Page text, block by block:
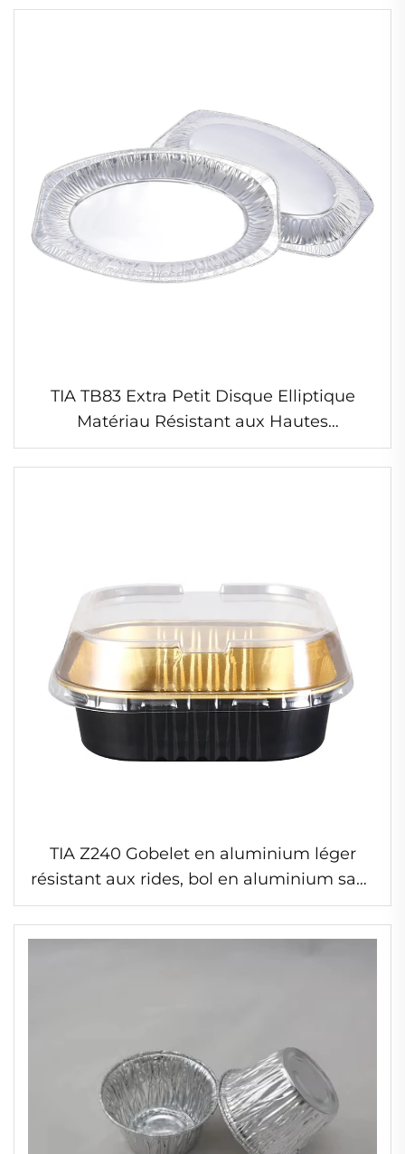
production et la fabrication de contenants
TIA TB83 Extra Petit Disque Elliptique
Matériau Résistant aux Hautes
Températures Plateau Alimentaire
Récipient en Feuille Sans Danger pour les
TIA Z240 Gobelet en aluminium léger
résistant aux rides, bol en aluminium sans
plis pour salades, bol en aluminium
portable pour pique-niques et repas en